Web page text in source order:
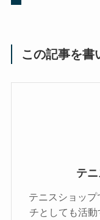
この記事を書
テ
テニスショッ
チとしても活